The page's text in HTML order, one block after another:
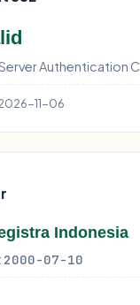
Authentication C
11-06
Indonesia
2000-07-10